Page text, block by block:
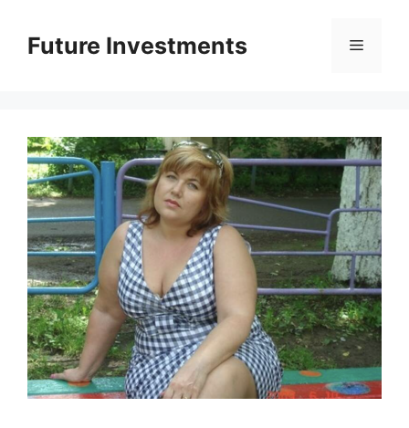
вмістуFuture Investments Меню